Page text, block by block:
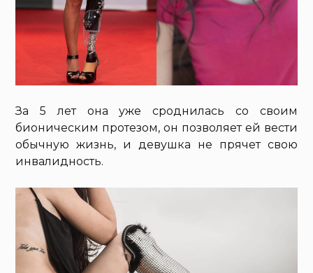
За 5 лет она уже сроднилась со своим
бионическим протезом, он позволяет ей вести
обычную жизнь, и девушка не прячет свою
инвалидность.